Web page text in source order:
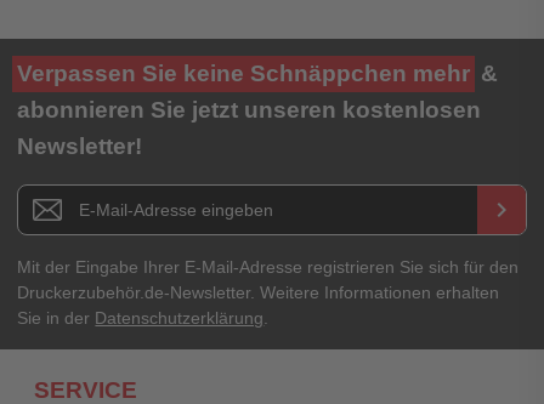
Verpassen Sie keine Schnäppchen mehr &
abonnieren Sie jetzt unseren kostenlosen
Newsletter!
Newsletter E-Mail Adresse keyboard_arrow_right
Mit der Eingabe Ihrer E-Mail-Adresse registrieren Sie sich für den
Druckerzubehör.de-Newsletter. Weitere Informationen erhalten
Sie in der Datenschutzerklärung
SERVICE